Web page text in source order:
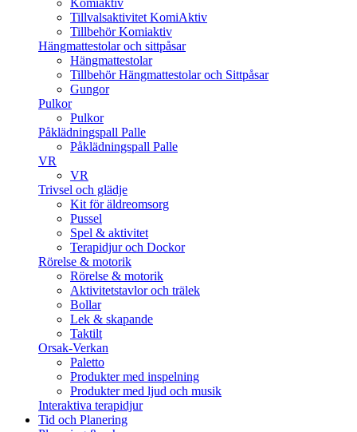
Tillvalsaktivitet KomiAktiv
Tillbehör Komiaktiv
Hängmattestolar och sittpåsar
Hängmattestolar
Tillbehör Hängmattestolar och Sittpåsar
Gungor
Pulkor
Pulkor
Påklädningspall Palle
Påklädningspall Palle
VR
VR
Trivsel och glädje
Kit för äldreomsorg
Pussel
Spel & aktivitet
Terapidjur och Dockor
Rörelse & motorik
Rörelse & motorik
Aktivitetstavlor och trälek
Bollar
Lek & skapande
Taktilt
Orsak-Verkan
Paletto
Produkter med inspelning
Produkter med ljud och musik
Interaktiva terapidjur
Tid och Planering